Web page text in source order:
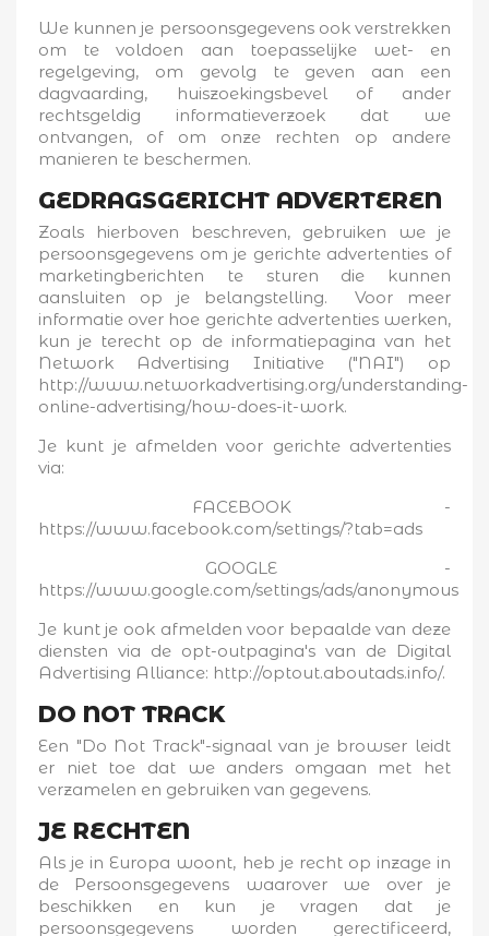
We kunnen je persoonsgegevens ook verstrekken
om te voldoen aan toepasselijke wet- en
regelgeving, om gevolg te geven aan een
dagvaarding, huiszoekingsbevel of ander
rechtsgeldig informatieverzoek dat we
ontvangen, of om onze rechten op andere
manieren te beschermen.
GEDRAGSGERICHT ADVERTEREN
Zoals hierboven beschreven, gebruiken we je
persoonsgegevens om je gerichte advertenties of
marketingberichten te sturen die kunnen
aansluiten op je belangstelling. Voor meer
informatie over hoe gerichte advertenties werken,
kun je terecht op de informatiepagina van het
Network Advertising Initiative ("NAI") op
http://www.networkadvertising.org/understanding-
online-advertising/how-does-it-work.
Je kunt je afmelden voor gerichte advertenties
via:
FACEBOOK -
https://www.facebook.com/settings/?tab=ads
GOOGLE -
https://www.google.com/settings/ads/anonymous
Je kunt je ook afmelden voor bepaalde van deze
diensten via de opt-outpagina's van de Digital
Advertising Alliance: http://optout.aboutads.info/.
DO NOT TRACK
Een "Do Not Track"-signaal van je browser leidt
er niet toe dat we anders omgaan met het
verzamelen en gebruiken van gegevens.
JE RECHTEN
Als je in Europa woont, heb je recht op inzage in
de Persoonsgegevens waarover we over je
beschikken en kun je vragen dat je
persoonsgegevens worden gerectificeerd,